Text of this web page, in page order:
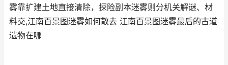
雾靠扩建土地直接清除，探险副本迷雾则分机关解谜、材
料交,江南百景图迷雾如何散去 江南百景图迷雾最后的古道
遗物在哪